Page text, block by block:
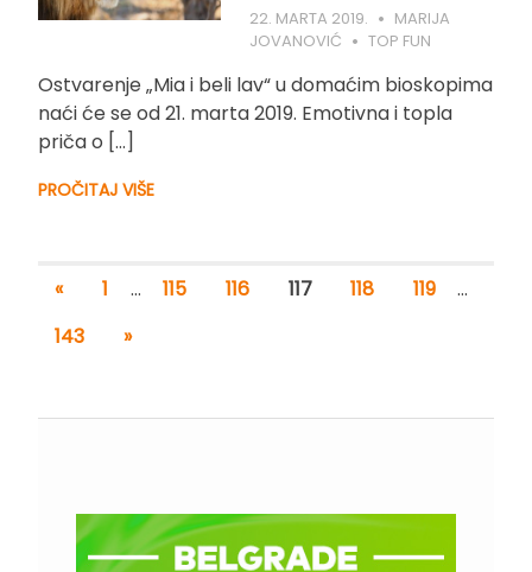
22. MARTA 2019.
MARIJA
JOVANOVIĆ
TOP FUN
Ostvarenje „Mia i beli lav“ u domaćim bioskopima
naći će se od 21. marta 2019. Emotivna i topla
priča o […]
PROČITAJ VIŠE
« 1 … 115 116 117 118 119
…
143
»